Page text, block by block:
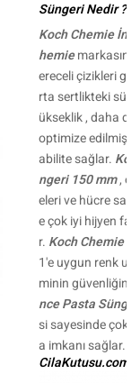
Süngeri Nedir ?
Koch Chemie
hemiemarkasının
ereceli çizikleri
rta sertlikteki
ükseklik , daha
optimize edilmiş
abilite sağlar.
ngeri 150 mm,
eleri ve hücre
e çok iyi hijyen
r. Koch Chemie
1'e uygun renk
minin güvenliğini
nce Pasta
si sayesinde çok
a imkanı sağlar.
CilaKutusu.com